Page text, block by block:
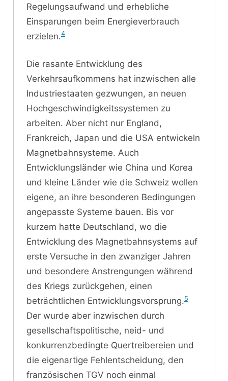
Regelungsaufwand und erhebliche
Einsparungen beim Energieverbrauch
erzielen.4
Die rasante Entwicklung des
Verkehrsaufkommens hat inzwischen alle
Industriestaaten gezwungen, an neuen
Hochgeschwindigkeitssystemen zu
arbeiten. Aber nicht nur England,
Frankreich, Japan und die USA entwickeln
Magnetbahnsysteme. Auch
Entwicklungsländer wie China und Korea
und kleine Länder wie die Schweiz wollen
eigene, an ihre besonderen Bedingungen
angepasste Systeme bauen. Bis vor
kurzem hatte Deutschland, wo die
Entwicklung des Magnetbahnsystems auf
erste Versuche in den zwanziger Jahren
und besondere Anstrengungen während
des Kriegs zurückgehen, einen
beträchtlichen Entwicklungsvorsprung.5
Der wurde aber inzwischen durch
gesellschaftspolitische, neid- und
konkurrenzbedingte Quertreibereien und
die eigenartige Fehlentscheidung, den
französischen TGV noch einmal